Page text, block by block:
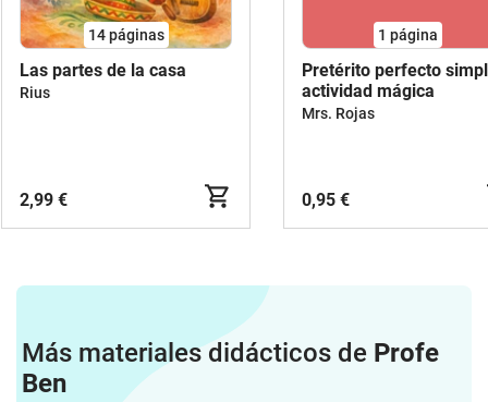
14páginas
Las partes de la casa
Rius
2,99 €
1 página
Pretérito perfecto
actividad mágica
Mrs. Rojas
0,95 €
Más materiales didácticos de Profe
Ben